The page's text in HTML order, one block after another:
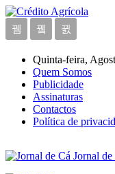
Quinta-feira,
Quem Somos
Publicidade
Assinaturas
Contactos
Política de
Jornal